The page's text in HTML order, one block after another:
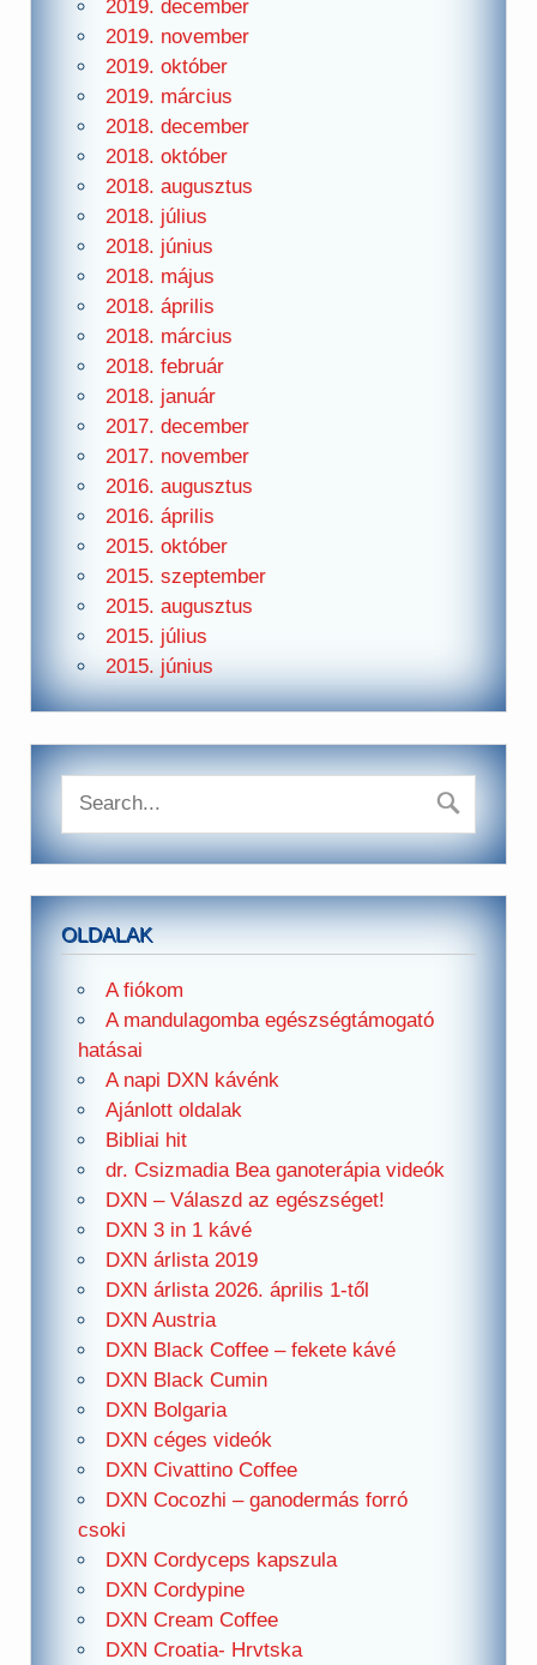
2019. december
2019. november
2019. október
2019. március
2018. december
2018. október
2018. augusztus
2018. július
2018. június
2018. május
2018. április
2018. március
2018. február
2018. január
2017. december
2017. november
2016. augusztus
2016. április
2015. október
2015. szeptember
2015. augusztus
2015. július
2015. június
OLDALAK
A fiókom
A mandulagomba egészségtámogató
hatásai
A napi DXN kávénk
Ajánlott oldalak
Bibliai hit
dr. Csizmadia Bea ganoterápia videók
DXN – Válaszd az egészséget!
DXN 3 in 1 kávé
DXN árlista 2019
DXN árlista 2026. április 1-től
DXN Austria
DXN Black Coffee – fekete kávé
DXN Black Cumin
DXN Bolgaria
DXN céges videók
DXN Civattino Coffee
DXN Cocozhi – ganodermás forró
csoki
DXN Cordyceps kapszula
DXN Cordypine
DXN Cream Coffee
DXN Croatia- Hrvtska